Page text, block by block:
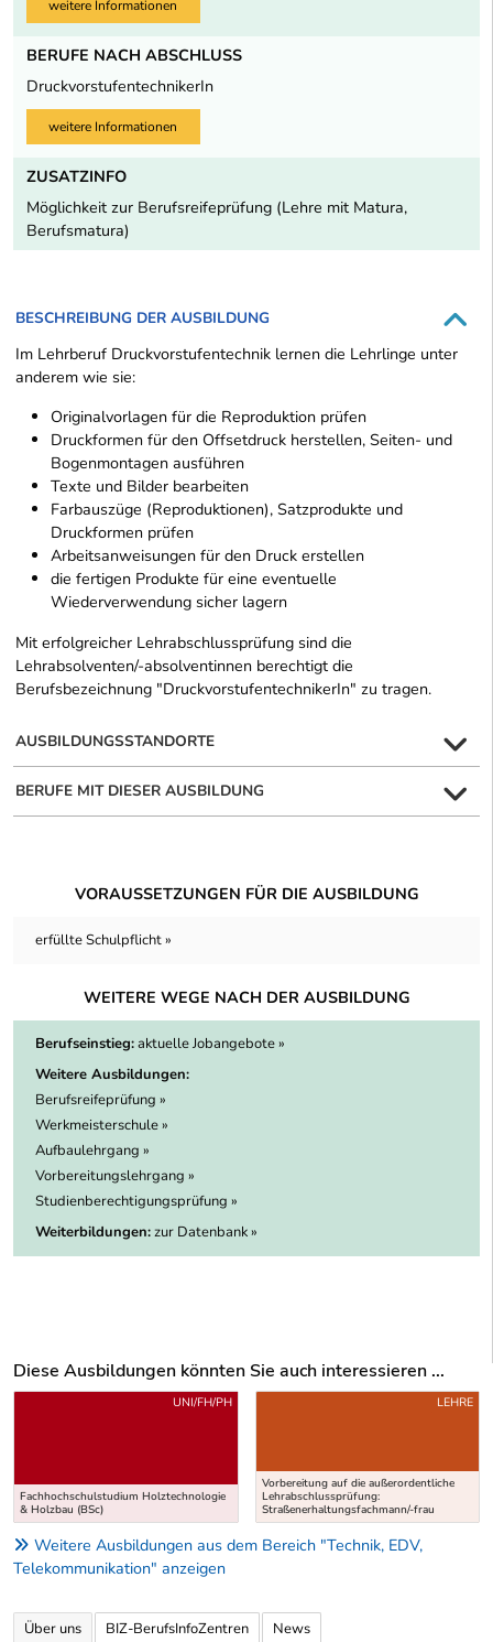
weitere Informationen
BERUFE NACH ABSCHLUSS
DruckvorstufentechnikerIn
weitere Informationen
ZUSATZINFO
Möglichkeit zur Berufsreifeprüfung (Lehre mit Matura,
Berufsmatura)
BESCHREIBUNG DER AUSBILDUNG
Im Lehrberuf Druckvorstufentechnik lernen die Lehrlinge unter
anderem wie sie:
Originalvorlagen für die Reproduktion prüfen
Druckformen für den Offsetdruck herstellen, Seiten- und
Bogenmontagen ausführen
Texte und Bilder bearbeiten
Farbauszüge (Reproduktionen), Satzprodukte und
Druckformen prüfen
Arbeitsanweisungen für den Druck erstellen
die fertigen Produkte für eine eventuelle
Wiederverwendung sicher lagern
Mit erfolgreicher Lehrabschlussprüfung sind die
Lehrabsolventen/-absolventinnen berechtigt die
Berufsbezeichnung "DruckvorstufentechnikerIn" zu tragen.
AUSBILDUNGSSTANDORTE
BERUFE MIT DIESER AUSBILDUNG
VORAUSSETZUNGEN FÜR DIE AUSBILDUNG
erfüllte Schulpflicht »
WEITERE WEGE NACH DER AUSBILDUNG
Berufseinstieg:aktuelle Jobangebote »
Weitere Ausbildungen:
Berufsreifeprüfung »
Werkmeisterschule »
Aufbaulehrgang »
Vorbereitungslehrgang »
Studienberechtigungsprüfung »
Weiterbildungen:zur Datenbank »
Diese Ausbildungen könnten Sie auch interessieren ...
Uber weitere Ausbildungsvorschläge
Fachhochschulstudium Holztechnologie
& Holzbau (BSc)
UNI/FH/PH
Vorbereitung auf die außerordentliche
Lehrabschlussprüfung:
Straßenerhaltungsfachmann/-frau
LEHRE
Weitere Ausbildungen aus dem Bereich "Technik, EDV,
Telekommunikation" anzeigen
Über uns BIZ-BerufsInfoZentren News